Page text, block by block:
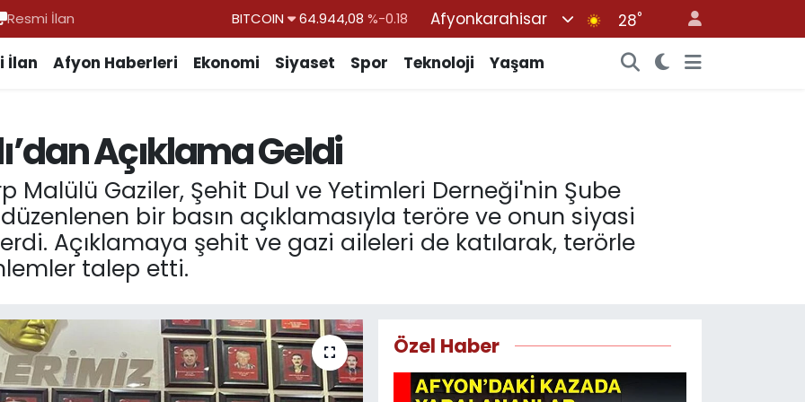
Resmi İlan DOLAR 47,7436%0.18
BİST100
13.779
BITCOIN
64.944,08 %-0.18
Afyonkarahisar 28°
İlan Afyon Haberleri Ekonomi Siyaset Spor Teknoloji Yaşam
Açıklama Geldi
Malülü Gaziler, Şehit Dul ve Yetimleri Derneği'nin Şube
bir basın açıklamasıyla teröre ve onun siyasi
Açıklamaya şehit ve gazi aileleri de katılarak, terörle
talep etti.
Özel Haber